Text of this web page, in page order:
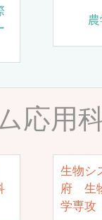
応用
生物シ
府 生
学専攻